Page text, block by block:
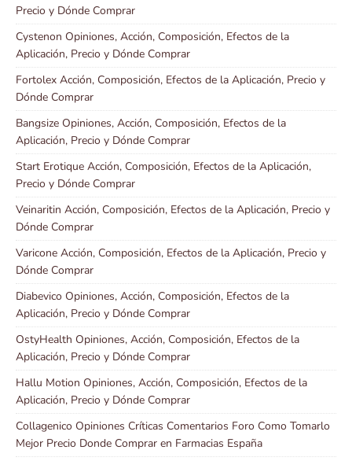
Precio y Dónde Comprar
Cystenon Opiniones, Acción, Composición, Efectos de la
Aplicación, Precio y Dónde Comprar
Fortolex Acción, Composición, Efectos de la Aplicación, Precio y
Dónde Comprar
Bangsize Opiniones, Acción, Composición, Efectos de la
Aplicación, Precio y Dónde Comprar
Start Erotique Acción, Composición, Efectos de la Aplicación,
Precio y Dónde Comprar
Veinaritin Acción, Composición, Efectos de la Aplicación, Precio y
Dónde Comprar
Varicone Acción, Composición, Efectos de la Aplicación, Precio y
Dónde Comprar
Diabevico Opiniones, Acción, Composición, Efectos de la
Aplicación, Precio y Dónde Comprar
OstyHealth Opiniones, Acción, Composición, Efectos de la
Aplicación, Precio y Dónde Comprar
Hallu Motion Opiniones, Acción, Composición, Efectos de la
Aplicación, Precio y Dónde Comprar
Collagenico Opiniones Críticas Comentarios Foro Como Tomarlo
Mejor Precio Donde Comprar en Farmacias España